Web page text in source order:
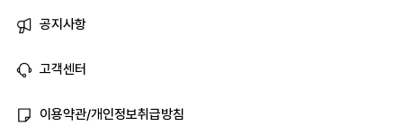
공지사항
고객센터
이용약관/개인정보취급방침